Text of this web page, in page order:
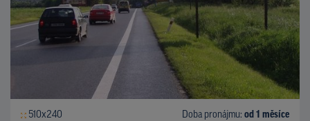
510x240 Doba pronájmu: od 1 měsíce